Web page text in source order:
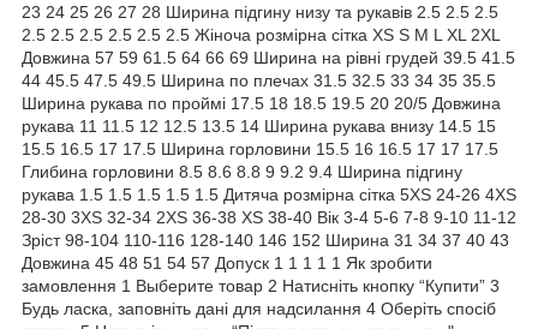
23 24 25 26 27 28 Ширина підгину низу та рукавів 2.5 2.5 2.5
2.5 2.5 2.5 2.5 2.5 2.5 Жіноча розмірна сітка XS S M L XL 2XL
Довжина 57 59 61.5 64 66 69 Ширина на рівні грудей 39.5 41.5
44 45.5 47.5 49.5 Ширина по плечах 31.5 32.5 33 34 35 35.5
Ширина рукава по проймі 17.5 18 18.5 19.5 20 20/5 Довжина
рукава 11 11.5 12 12.5 13.5 14 Ширина рукава внизу 14.5 15
15.5 16.5 17 17.5 Ширина горловини 15.5 16 16.5 17 17 17.5
Глибина горловини 8.5 8.6 8.8 9 9.2 9.4 Ширина підгину
рукава 1.5 1.5 1.5 1.5 1.5 Дитяча розмірна сітка 5XS 24-26 4XS
28-30 3XS 32-34 2XS 36-38 XS 38-40 Вік 3-4 5-6 7-8 9-10 11-12
Зріст 98-104 110-116 128-140 146 152 Ширина 31 34 37 40 43
Довжина 45 48 51 54 57 Допуск 1 1 1 1 1 Як зробити
замовлення 1 Выберите товар 2 Натисніть кнопку “Купити” 3
Будь ласка, заповніть дані для надсилання 4 Оберіть спосіб